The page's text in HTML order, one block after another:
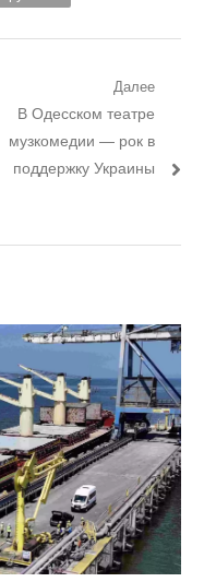
Далее
Следующий
пост:
В Одесском театре
музкомедии — рок в
поддержку Украины